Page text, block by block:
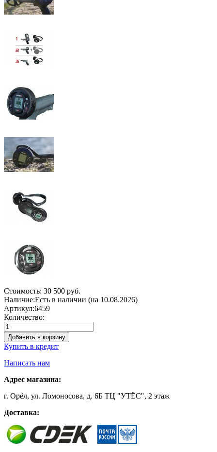
Стоимость: 30 500 руб.
Наличие:Есть в наличии (на 10.08.2026)
Артикул:6459
Количество:
Добавить в корзину
Купить в кредит
Написать нам
Адрес магазина:
г. Орёл, ул. Ломоносова, д. 6Б ТЦ "УТЁС", 2 этаж
Доставка: